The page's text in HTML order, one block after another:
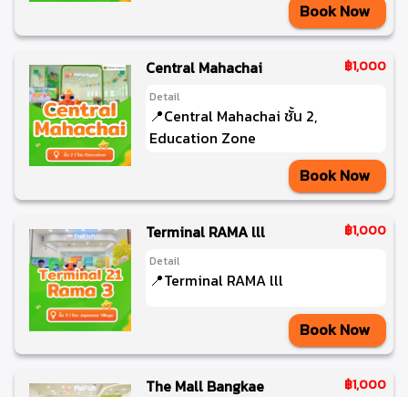
Book Now
Central Mahachai ฿1,000
Detail
📍Central Mahachai ชั้น 2,
Education Zone
Book Now
Terminal RAMA lll ฿1,000
Detail
📍Terminal RAMA lll
Book Now
The Mall Bangkae ฿1,000